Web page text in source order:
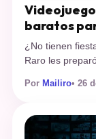
baratos
¿No tienen
Raro les
para hacerlo un
juegos que
modos de
Por Mailiro• 26